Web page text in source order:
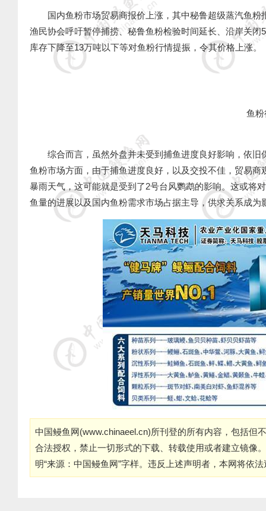
国内鱼粉市场贸易商报价上涨，其中秘鲁超级蒸汽鱼粉
渔民协会呼吁暂停捕捞、秘鲁鱼粉检验时间延长、沿岸关
库存下降至13万吨以下等对鱼粉行情提振，令其价格上涨。
鱼
综合而言，虽然外盘并未受到捕鱼进度良好影响，依旧
鱼粉市场方面，由于捕鱼进度良好，以及交投不佳，贸易
暴雨天气，这可能就是受到了2号台风鹦鹉的影响。这或将
鱼量的进展以及国内鱼粉需求市场占据主导，供求关系成为
中国鳗鱼网(www.chinaeel.cn)所刊登的所有内容，包括但
合法授权，禁止一切形式的下载、转载使用或者建立镜像
明“来源：中国鳗鱼网”字样。违反上述声明者，本网将依